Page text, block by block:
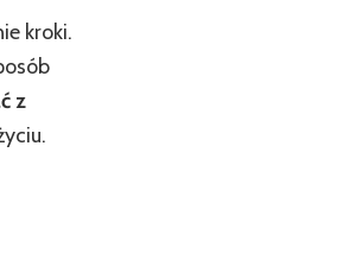
kroki.
z